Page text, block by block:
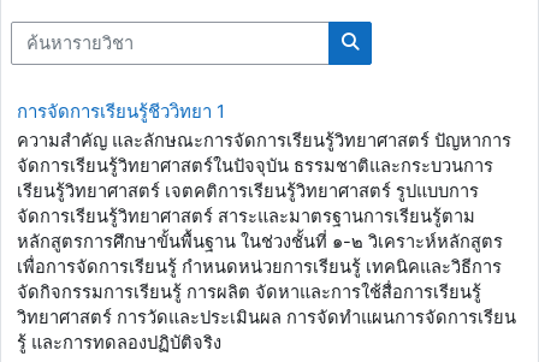
ค้นหารายวิชา
ค้นหารายวิชา
การจัดการเรียนรู้ชีววิทยา 1
ความสำคัญ และลักษณะการจัดการเรียนรู้วิทยาศาสตร์ ปัญหาการ
จัดการเรียนรู้วิทยาศาสตร์ในปัจจุบัน ธรรมชาติและกระบวนการ
เรียนรู้วิทยาศาสตร์ เจตคติการเรียนรู้วิทยาศาสตร์ รูปแบบการ
จัดการเรียนรู้วิทยาศาสตร์ สาระและมาตรฐานการเรียนรู้ตาม
หลักสูตรการศึกษาขั้นพื้นฐาน ในช่วงชั้นที่ ๑-๒ วิเคราะห์หลักสูตร
เพื่อการจัดการเรียนรู้ กำหนดหน่วยการเรียนรู้ เทคนิคและวิธีการ
จัดกิจกรรมการเรียนรู้ การผลิต จัดหาและการใช้สื่อการเรียนรู้
วิทยาศาสตร์ การวัดและประเมินผล การจัดทำแผนการจัดการเรียน
รู้ และการทดลองปฏิบัติจริง